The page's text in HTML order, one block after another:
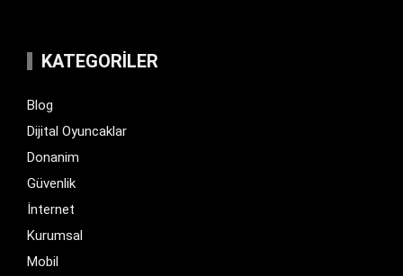
KATEGORILER
Blog
Dijital Oyuncaklar
Donanim
Güvenlik
İnternet
Kurumsal
Mobil